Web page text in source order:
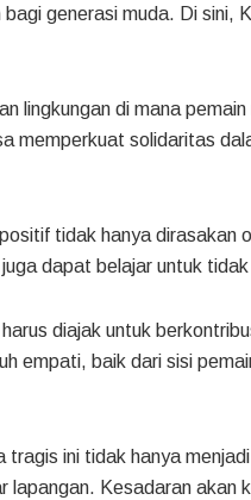
generasi muda. Di sini,
lingkungan di mana
memperkuat solidaritas
tidak hanya dirasakan
dapat belajar untuk
diajak untuk
empati, baik dari sisi
tragis ini tidak hanya
lapangan. Kesadaran